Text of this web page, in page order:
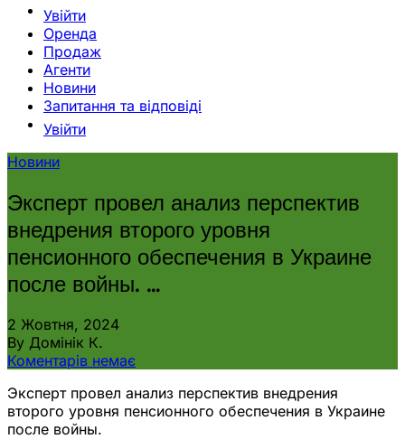
Увійти
Оренда
Продаж
Агенти
Новини
Запитання та відповіді
Увійти
Новини
Эксперт провел анализ перспектив
внедрения второго уровня
пенсионного обеспечения в Украине
после войны. …
2 Жовтня, 2024
By Домінік К.
Коментарів немає
Эксперт провел анализ перспектив внедрения
второго уровня пенсионного обеспечения в Украине
после войны.